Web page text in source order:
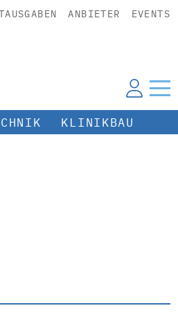
ANBIETER EVENTS
KLINIKBAU